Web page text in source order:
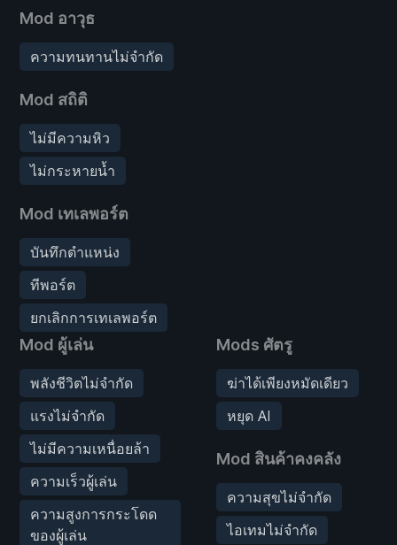
Mod อาวุธ
ความทนทานไม่จำกัด
Mod สถิติ
ไม่มีความหิว
ไม่กระหายน้ำ
Mod เทเลพอร์ต
บันทึกตำแหน่ง
ทีพอร์ต
ยกเลิกการเทเลพอร์ต
Mod ผู้เล่น
พลังชีวิตไม่จำกัด
แรงไม่จำกัด
ไม่มีความเหนื่อยล้า
ความเร็วผู้เล่น
ความสูงการกระโดด
ของผู้เล่น
Mods ศัตรู
ฆ่าได้เพียงหมัดเดียว
หยุด AI
Mod สินค้าคงคลัง
ความสุขไม่จำกัด
ไอเทมไม่จำกัด